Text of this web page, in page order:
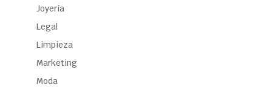
Joyería
Legal
Limpieza
Marketing
Moda